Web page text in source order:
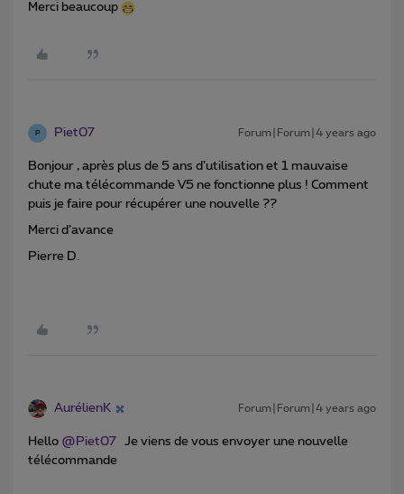
Merci beaucoup
P Piet07 Forum|Forum|4 years ago
Bonjour , après plus de 5 ans d’utilisation et 1 mauvaise
chute ma télécommande V5 ne fonctionne plus ! Comment
puis je faire pour récupérer une nouvelle ??
Merci d’avance
Pierre D.
AurélienK Forum|Forum|4 years ago
Hello @Piet07 Je viens de vous envoyer une nouvelle
télécommande